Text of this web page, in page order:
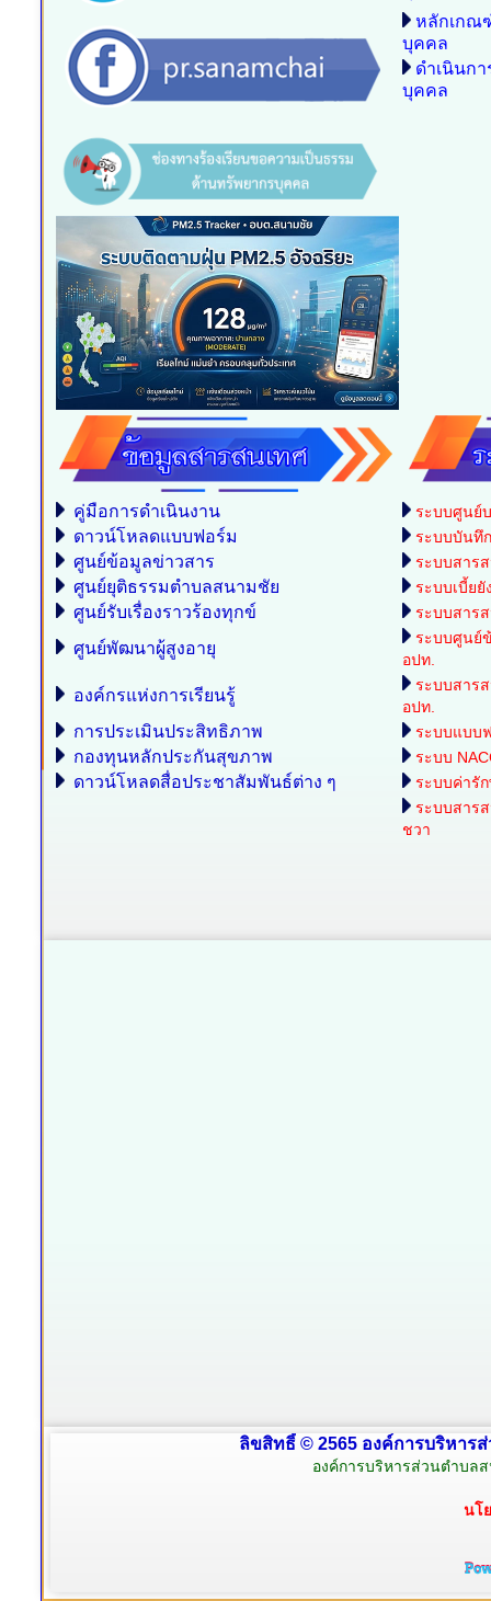
หลักเกณ
บุคคล
ดำเนินก
บุคคล
คู่มือการดำเนินงาน ระบบศูนย์
ดาวน์โหลดแบบฟอร์ม ระบบบันทึ
ศูนย์ข้อมูลข่าวสาร ระบบสาร
ศูนย์ยุติธรรมตำบลสนามชัย ระบบเบี้ยยั
ศูนย์รับเรื่องราวร้องทุกข์ ระบบสาร
ศูนย์พัฒนาผู้สูงอายุ
ระบบศูนย์
อปท.
องค์กรแห่งการเรียนรู้
ระบบสาร
อปท.
การประเมินประสิทธิภาพ ระบบแบบ
กองทุนหลักประกันสุขภาพ ระบบ
ดาวน์โหลดสื่อประชาสัมพันธ์ต่าง ๆ
ระบบค่ารั
ระบบสาร
ชวา
ลิขสิทธิ์ © 2565 องค์การบริหาร
องค์การบริหารส่วนตำบล
นโ